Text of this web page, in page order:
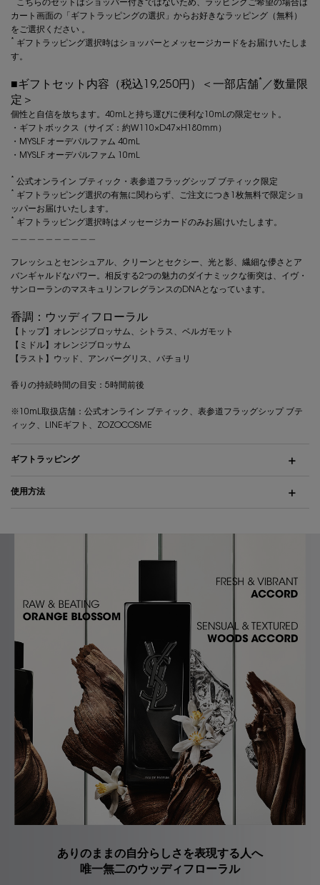
こちらのセットはショッパー付きではないため、ラッピングご希望の場合は
カート画面の「ギフトラッピングの選択」からお好きなラッピング（無料）
をご選択ください 。
* ギフトラッピング選択時はショッパーとメッセージカードをお届けいたしま
す。
■ギフトセット内容（税込19,250円）＜一部店舗* ／数量限
定＞
個性と自信を放ちます。40mLと持ち運びに便利な10mLの限定セット。
・ギフトボックス（サイズ：約W110×D47×H180mm）
・MYSLF オーデパルファム 40mL
・MYSLF オーデパルファム 10mL
* 公式オンライン ブティック・表参道フラッグシップ ブティック限定
* ギフトラッピング選択の有無に関わらず、ご注文につき1枚無料で限定ショ
ッパーお届けいたします。
* ギフトラッピング選択時はメッセージカードのみお届けいたします。
フレッシュとセンシュアル、クリーンとセクシー、光と影、繊細な儚さとア
バンギャルドなパワー。相反する2つの魅力のダイナミックな衝突は、イヴ・
サンローランのマスキュリンフレグランスのDNAとなっています。
香調：ウッディフローラル
【トップ】オレンジブロッサム、シトラス、ベルガモット
【ミドル】オレンジブロッサム
【ラスト】ウッド、アンバーグリス、パチョリ
香りの持続時間の目安：5時間前後
※10mL取扱店舗：公式オンライン ブティック、表参道フラッグシップ ブテ
ィック、LINEギフト、ZOZOCOSME
ギフトラッピング
使用方法
ありのままの自分らしさを表現する人へ
唯一無二のウッディフローラル